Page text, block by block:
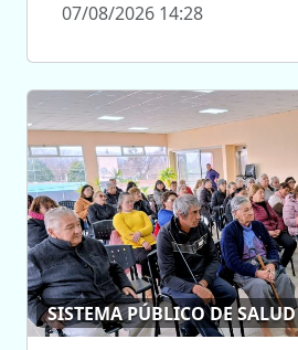
07/08/2026 14:28
SISTEMA PÚBLICO DE SALUD